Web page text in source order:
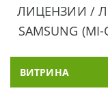
ЛИЦЕНЗИИ /
SAMSUNG
ВИТРИНА